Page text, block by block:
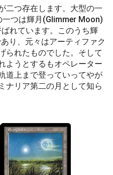
二つ存在します。大型の一
つは輝月(Glimmer Moon)
れています。このうち輝
り、元々はアーティファク
られたものでした。そして
ようとするもオペレーター
道上まで登っていってやが
ナリア第二の月として知ら